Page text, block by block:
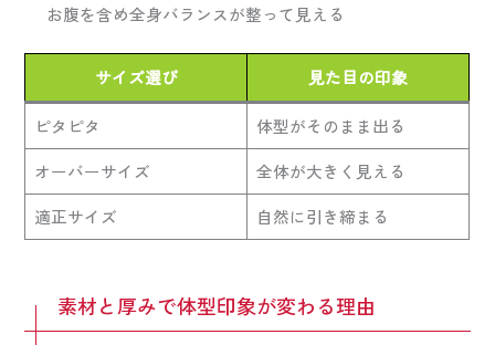
お腹を含め全身バランスが整って見える
サイズ選び 見た目の印象
ピタピタ
体型がそのまま出る
オーバーサイズ
全体が大きく見える
適正サイズ
自然に引き締まる
素材と厚みで体型印象が変わる理由